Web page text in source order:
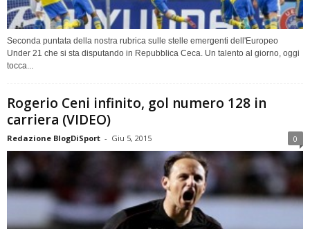
Seconda puntata della nostra rubrica sulle stelle emergenti dell'Europeo
Under 21 che si sta disputando in Repubblica Ceca. Un talento al giorno, oggi
tocca...
Rogerio Ceni infinito, gol numero 128 in
carriera (VIDEO)
Redazione BlogDiSport - Giu 5, 2015 0